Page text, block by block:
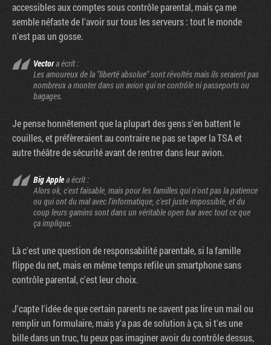
accessibles aux comptes sous contrôle parental, mais ça me
semble néfaste de l'avoir sur tous les serveurs : tout le monde
n'est pas un gosse.
Vectora écrit :
Les amoureux de la "liberté absolue" sont révoltés mais ils seraient pas
nombreux a monter dans un avion qui ne contrôle ni passeports ou
bagages.
Je pense honnêtement que la plupart des gens s'en battent le
couilles, et préfèreraient au contraire ne pas se taper la TSA et
autre théâtre de sécurité avant de rentrer dans leur avion.
Big Applea écrit :
Alors ok, c'est faisable, mais pour les familles qui n'ont pas la patience
ou qui ont du mal avec l'informatique, c'est juste impossible, et du
coup leurs gamins sont dans un véritable open bar avec tout ce que
ça implique.
Là c'est une question de responsabilité parentale, si la famille
flippe du net, mais en même temps refile un smartphone sans
contrôle parental, c'est leur choix.
J'capte l'idée de que certain parents ne savent pas lire un mail ou
remplir un formulaire, mais y'a pas de solution à ça, si t'es une
bille dans un truc, tu peux pas imaginer avoir du contrôle dessus,